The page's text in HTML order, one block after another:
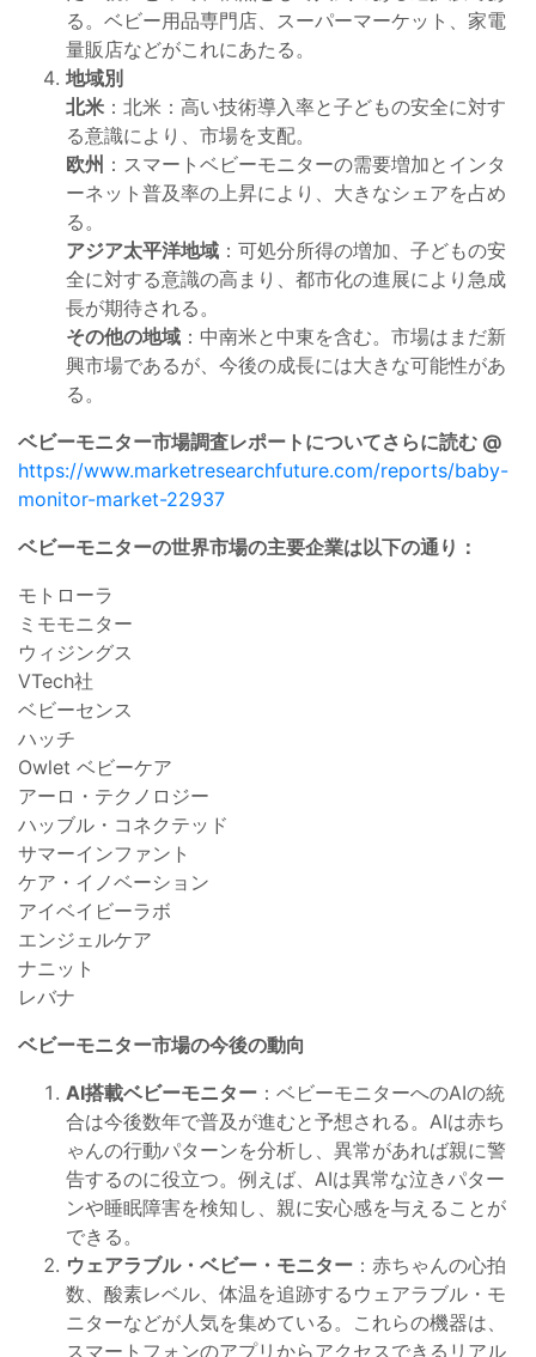
る。ベビー用品専門店、スーパーマーケット、家電
量販店などがこれにあたる。
地域別
北米 ：北米：高い技術導入率と子どもの安全に対す
る意識により、市場を支配。
欧州 ：スマートベビーモニターの需要増加とインタ
ーネット普及率の上昇により、大きなシェアを占め
る。
アジア太平洋地域 ：可処分所得の増加、子どもの安
全に対する意識の高まり、都市化の進展により急成
長が期待される。
その他の地域 ：中南米と中東を含む。市場はまだ新
興市場であるが、今後の成長には大きな可能性があ
る。
ベビーモニター市場調査レポートについてさらに読む @
https://www.marketresearchfuture.com/reports/baby-
monitor-market-22937
ベビーモニターの世界市場の主要企業は以下の通り：
モトローラ
ミモモニター
ウィジングス
VTech社
ベビーセンス
ハッチ
Owlet ベビーケア
アーロ・テクノロジー
ハッブル・コネクテッド
サマーインファント
ケア・イノベーション
アイベイビーラボ
エンジェルケア
ナニット
レバナ
ベビーモニター市場の今後の動向
AI搭載ベビーモニター ：ベビーモニターへのAIの統
合は今後数年で普及が進むと予想される。AIは赤ち
ゃんの行動パターンを分析し、異常があれば親に警
告するのに役立つ。例えば、AIは異常な泣きパター
ンや睡眠障害を検知し、親に安心感を与えることが
できる。
ウェアラブル・ベビー・モニター ：赤ちゃんの心拍
数、酸素レベル、体温を追跡するウェアラブル・モ
ニターなどが人気を集めている。これらの機器は、
スマートフォンのアプリからアクセスできるリアル